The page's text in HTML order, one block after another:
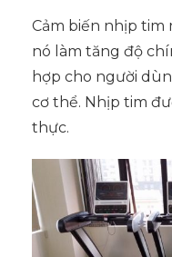
Cảm biến nhịp tim
nó làm tăng độ
hợp cho người
cơ thể. Nhịp tim
thực.